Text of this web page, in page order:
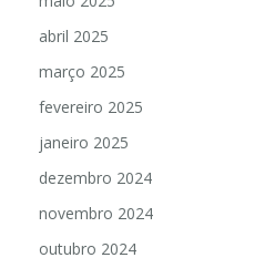
abril 2025
março 2025
fevereiro 2025
janeiro 2025
dezembro 2024
novembro 2024
outubro 2024